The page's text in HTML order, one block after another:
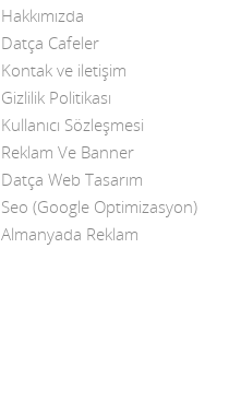
Hakkımızda
Datça Cafeler
Kontak ve iletişim
Gizlilik Politikası
Kullanıcı Sözleşmesi
Reklam Ve Banner
Datça Web Tasarım
Seo (Google Optimizasyon)
Almanyada Reklam